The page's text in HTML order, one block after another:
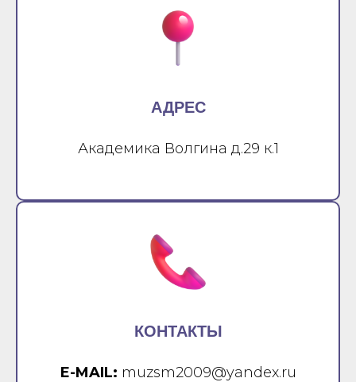
АДРЕС
Академика Волгина д.29 к.1
КОНТАКТЫ
E-MAIL: muzsm2009@yandex.ru